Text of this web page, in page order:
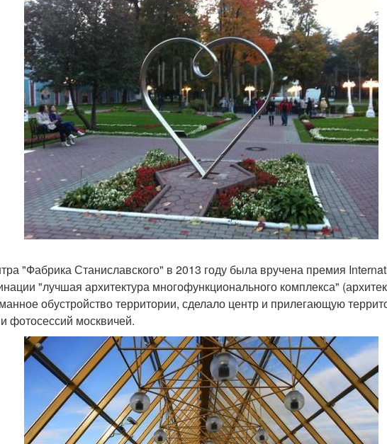
"Фабрика Станиславского" в 2013 году была вручена премия
"лучшая архитектура многофункционального комплекса"
обустройство территории, сделало центр и прилегающую
фотосессий москвичей.